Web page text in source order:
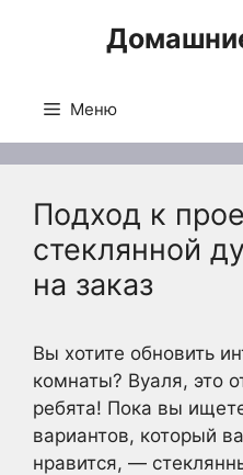
Меню
Подход к
стеклянной
на заказ
Вы хотите обновить
комнаты? Вуаля, это
ребята! Пока вы
вариантов, который
нравится, —